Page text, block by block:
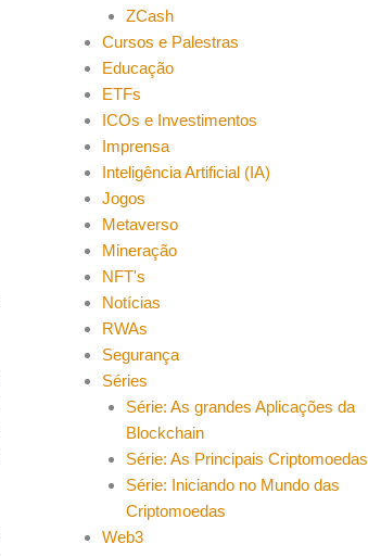
ZCash
Cursos e Palestras
Educação
ETFs
ICOs e Investimentos
Imprensa
Inteligência Artificial (IA)
Jogos
Metaverso
Mineração
NFT's
Notícias
RWAs
Segurança
Séries
Série: As grandes Aplicações da
Blockchain
Série: As Principais Criptomoedas
Série: Iniciando no Mundo das
Criptomoedas
Web3